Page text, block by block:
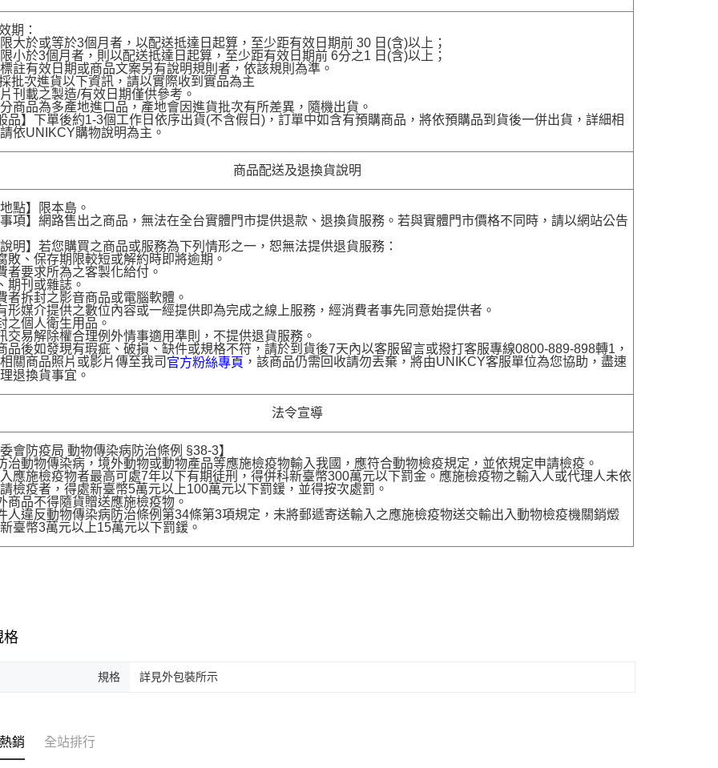
期：
大於或等於3個月者，以配送抵達日起算，至少距有效日期前 30 日(含)以上；
小於3個月者，則以配送抵達日起算，至少距有效日期前 6分之1 日(含)以上；
註有效日期或商品文案另有說明規則者，依該規則為準。
批次進貨以下資訊，請以實際收到實品為主
刊載之製造/有效日期僅供參考。
商品為多產地進口品，產地會因進貨批次有所差異，隨機出貨。
品】下單後約1-3個工作日依序出貨(不含假日)，訂單中如含有預購商品，將依預購品到貨後一併出貨，詳細相
依UNIKCY購物說明為主。
商品配送及退換貨說明
點】限本島。
項】網路售出之商品，無法在全台實體門市提供退款、退換貨服務。若與實體門市價格不同時，請以網站公告
明】若您購買之商品或服務為下列情形之一，恕無法提供退貨服務：
敗、保存期限較短或解約時即將逾期。
者要求所為之客製化給付。
期刊或雜誌。
者拆封之影音商品或電腦軟體。
形媒介提供之數位內容或一經提供即為完成之線上服務，經消費者事先同意始提供者。
之個人衛生用品。
交易解除權合理例外情事適用準則，不提供退貨服務。
品後如發現有瑕疵、破損、缺件或規格不符，請於到貨後7天內以客服留言或撥打客服專線0800-889-898轉1，
關商品照片或影片傳至我司 官方粉絲專頁 ，該商品仍需回收請勿丟棄，將由UNIKCY客服單位為您協助，盡速
退換貨事宜。
法令宣導
會防疫局 動物傳染病防治條例 §38-3】
治動物傳染病，境外動物或動物產品等應施檢疫物輸入我國，應符合動物檢疫規定，並依規定申請檢疫。
應施檢疫物者最高可處7年以下有期徒刑，得併科新臺幣300萬元以下罰金。應施檢疫物之輸入人或代理人未依
檢疫者，得處新臺幣5萬元以上100萬元以下罰鍰，並得按次處罰。
商品不得隨貨贈送應施檢疫物。
人違反動物傳染病防治條例第34條第3項規定，未將郵遞寄送輸入之應施檢疫物送交輸出入動物檢疫機關銷燬
臺幣3萬元以上15萬元以下罰鍰。
格
規格 詳見外包裝所示
銷 全站排行